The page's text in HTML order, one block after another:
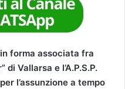
forma associata fra
di Vallarsa e l’A.P.S.P.
l’assunzione a tempo